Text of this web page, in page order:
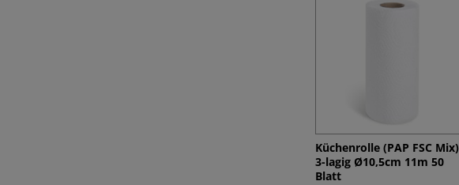
Küchenrolle (PAP FSC Mix)
3-lagig Ø10,5cm 11m 50
Blatt